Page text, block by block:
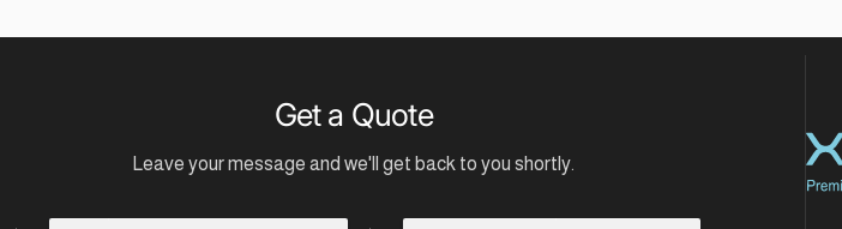
Get a Quote
Leave your message and we'll get back to you shortly.
XY